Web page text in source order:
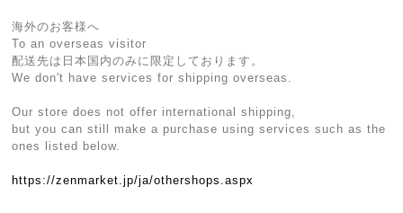
海外のお客様へ
To an overseas visitor
配送先は日本国内のみに限定しております。
We don't have services for shipping overseas.
Our store does not offer international shipping,
but you can still make a purchase using services such as the
ones listed below.
https://zenmarket.jp/ja/othershops.aspx